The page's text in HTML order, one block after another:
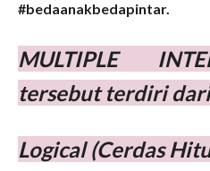
#bedaanakbedapintar.
MULTIPLE
tersebut terdiri
Logical (Cerdas